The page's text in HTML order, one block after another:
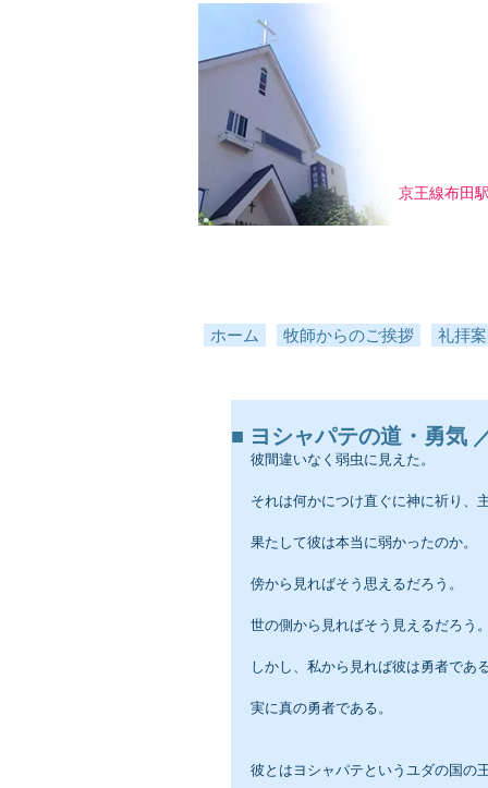
京王線布田
ホーム 牧師からのご挨拶 礼拝
■ ヨシャパテの道・勇気
彼間違いなく弱虫に見えた。
それは何かにつけ直ぐに神に祈り、
果たして彼は本当に弱かったのか。
傍から見ればそう思えるだろう。
世の側から見ればそう見えるだろう。
しかし、私から見れば彼は勇者である
実に真の勇者である。
彼とはヨシャパテというユダの国の